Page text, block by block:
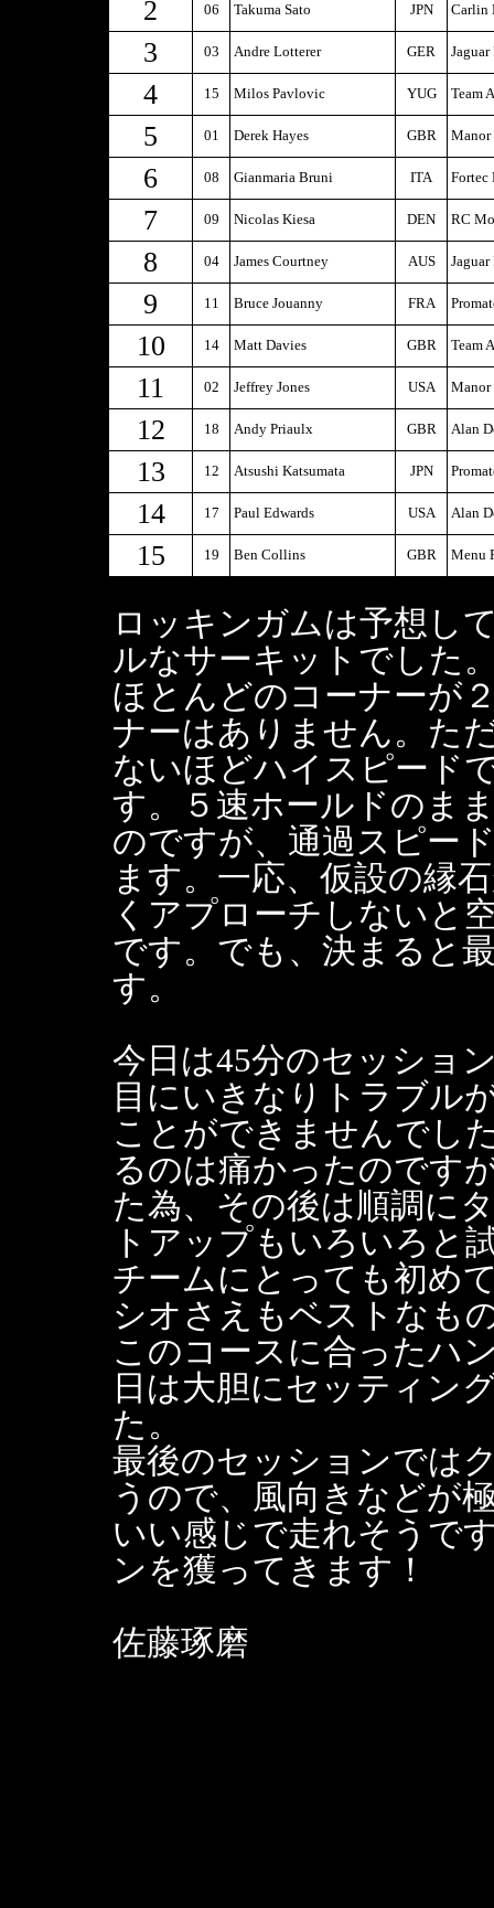
2 06 Takuma Sato JPN Carlin
3 03 Andre Lotterer GER
4 15 Milos Pavlovic YUG Team
5 01 Derek Hayes GBR Manor
6 08 Gianmaria Bruni ITA Fortec
7 09 Nicolas Kiesa DEN RC
8 04 James Courtney AUS
9 11 Bruce Jouanny FRA
10 14 Matt Davies GBR Team
11 02 Jeffrey Jones USA Manor
12 18 Andy Priaulx GBR Alan
13 12 Atsushi Katsumata JPN
14 17 Paul Edwards USA Alan
15 19 Ben Collins GBR Menu
ロッキンガムは予想し
ルなサーキットでした
ほとんどのコーナーが
ナーはありません。た
ないほどハイスピード
す。５速ホールドのま
のですが、通過スピー
ます。一応、仮設の縁
くアプローチしないと
です。でも、決まると
す。
今日は45分のセッショ
目にいきなりトラブル
ことができませんでし
るのは痛かったのです
た為、その後は順調に
トアップもいろいろと
チームにとっても初め
シオさえもベストなも
このコースに合ったハ
日は大胆にセッティン
た。
最後のセッションでは
うので、風向きなどが
いい感じで走れそうで
ンを獲ってきます！
佐藤琢磨